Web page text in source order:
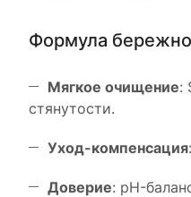
Формула
Мягкое очищение:
стянутости.
Уход-компенсация
Доверие: pH-